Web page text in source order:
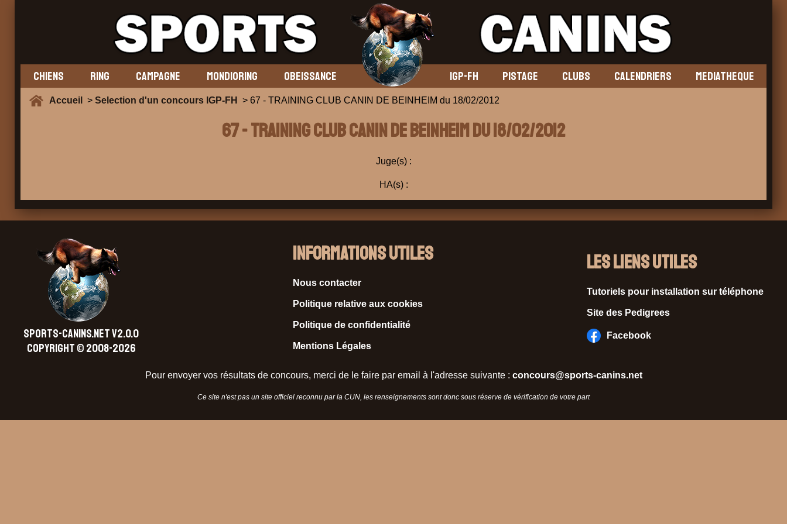
CHIENS RING CAMPAGNE MONDIORING OBEISSANCE IGP-FH PISTAGE CLUBS CALENDRIERS MEDIATHEQUE
Accueil > Selection d'un concours IGP-FH > 67 - TRAINING CLUB CANIN DE BEINHEIM du 18/02/2012
67 - TRAINING CLUB CANIN DE BEINHEIM du 18/02/2012
Juge(s) :
HA(s) :
SPORTS-CANINS.NET V2.0.0
Copyright © 2008-2026
Informations Utiles
Nous contacter
Politique relative aux cookies
Politique de confidentialité
Mentions Légales
Les liens utiles
Tutoriels pour installation sur téléphone
Site des Pedigrees
Facebook
Pour envoyer vos résultats de concours, merci de le faire par email à l'adresse suivante : concours@sports-canins.net
Ce site n'est pas un site officiel reconnu par la CUN, les renseignements sont donc sous réserve de vérification de votre part